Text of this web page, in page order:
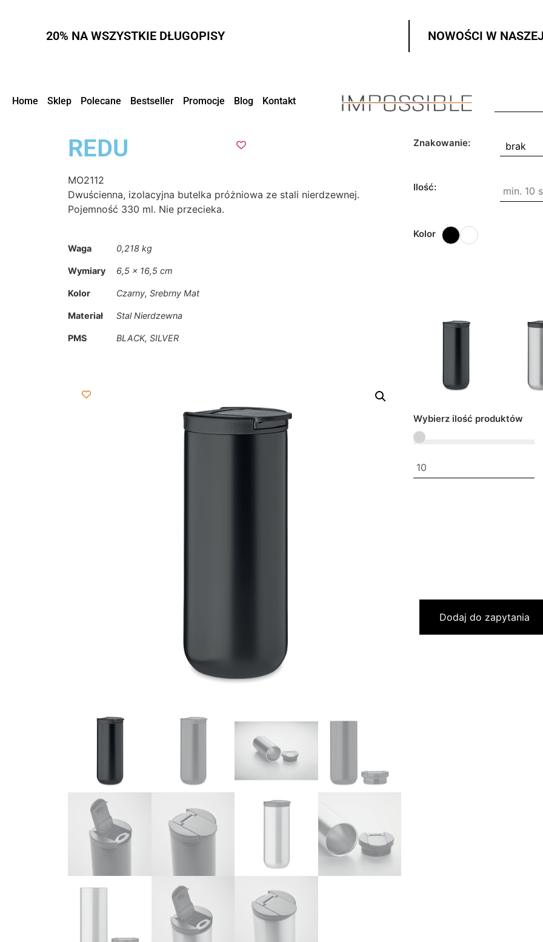
20% NA WSZYSTKIE DŁUGOPISY NOWOŚCI W
Home Sklep Polecane Bestseller Promocje Blog Kontakt
REDU
MO2112
Dwuścienna, izolacyjna butelka próżniowa ze stali nierdzewnej.
Pojemność 330 ml. Nie przecieka.
Waga 0,218 kg
Wymiary 6,5 × 16,5 cm
Kolor Czarny, Srebrny Mat
Materiał Stal Nierdzewna
PMS BLACK, SILVER
Znakowanie:
Ilość:
Kolor
Wybierz ilość produktów
Dodaj do zapytania